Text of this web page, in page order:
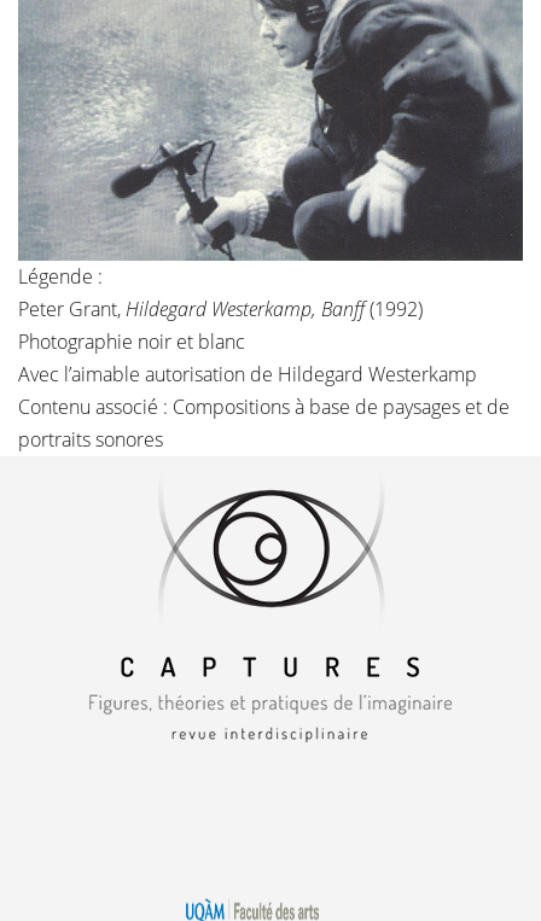
Légende :
Peter Grant,Hildegard Westerkamp, Banff(1992)
Photographie noir et blanc
Avec l’aimable autorisation de Hildegard Westerkamp
Contenu associé : Compositions à base de paysages et de
portraits sonores